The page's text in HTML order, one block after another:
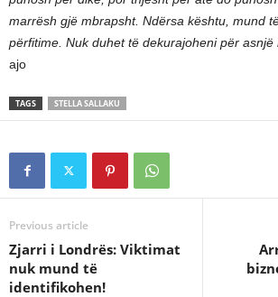
marrësh gjë mbrapsht. Ndërsa kështu, mund
përfitime. Nuk duhet të dekurajoheni për asnjë
ajo
TAGS STELLA SALLAKU
Previous article
Zjarri i Londrës: Viktimat
nuk mund të
identifikohen!